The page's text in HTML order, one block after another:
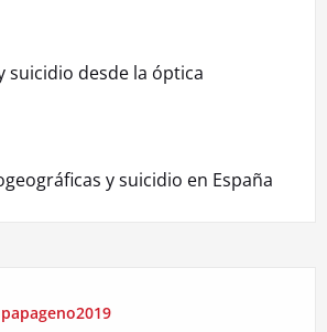
suicidio desde la óptica
y suicidio en España
papageno2019